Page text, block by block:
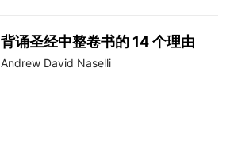
背诵圣经中整卷书的 14 个理由
Andrew David Naselli